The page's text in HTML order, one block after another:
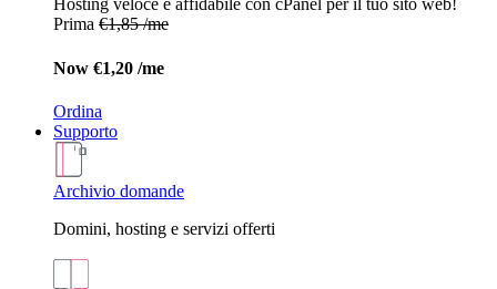
Hosting veloce e affidabile con cPanel per il tuo sito web!
Prima €1,85 /me
Now €1,20 /me
Ordina
Supporto
Archivio domande
Domini, hosting e servizi offerti